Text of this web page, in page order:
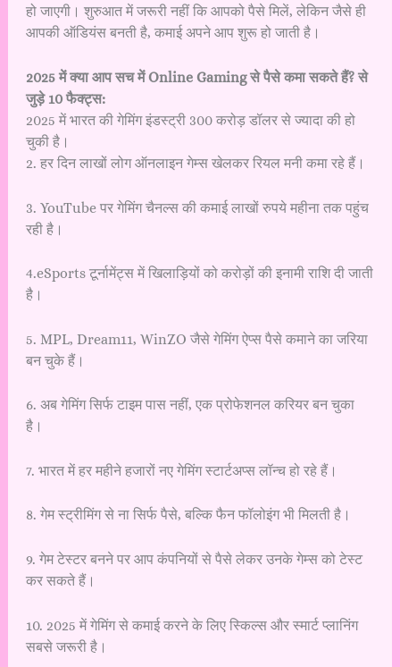
हो जाएगी। शुरुआत में जरूरी नहीं कि आपको पैसे मिलें, लेकिन जैसे ही
आपकी ऑडियंस बनती है, कमाई अपने आप शुरू हो जाती है।
2025 में क्या आप सच में Online Gaming से पैसे कमा सकते हैं? से
जुड़े 10 फैक्ट्स:
2025 में भारत की गेमिंग इंडस्ट्री 300 करोड़ डॉलर से ज्यादा की हो
चुकी है।
2. हर दिन लाखों लोग ऑनलाइन गेम्स खेलकर रियल मनी कमा रहे हैं।
3. YouTube पर गेमिंग चैनल्स की कमाई लाखों रुपये महीना तक पहुंच
रही है।
4.eSports टूर्नामेंट्स में खिलाड़ियों को करोड़ों की इनामी राशि दी जाती
है।
5. MPL, Dream11, WinZO जैसे गेमिंग ऐप्स पैसे कमाने का जरिया
बन चुके हैं।
6. अब गेमिंग सिर्फ टाइम पास नहीं, एक प्रोफेशनल करियर बन चुका
है।
7. भारत में हर महीने हजारों नए गेमिंग स्टार्टअप्स लॉन्च हो रहे हैं।
8. गेम स्ट्रीमिंग से ना सिर्फ पैसे, बल्कि फैन फॉलोइंग भी मिलती है।
9. गेम टेस्टर बनने पर आप कंपनियों से पैसे लेकर उनके गेम्स को टेस्ट
कर सकते हैं।
10. 2025 में गेमिंग से कमाई करने के लिए स्किल्स और स्मार्ट प्लानिंग
सबसे जरूरी है।